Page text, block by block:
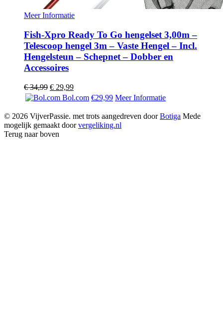
Meer Informatie
Fish-Xpro Ready To Go hengelset 3,00m –
Telescoop hengel 3m – Vaste Hengel – Incl.
Hengelsteun – Schepnet – Dobber en
Accessoires
€34,99 Oorspronkelijke
prijs
€ 34,99.
€ 29,99Huidige
prijs
€ 29,99.
Bol.com €29,99 Meer Informatie
© 2026 VijverPassie. met trots aangedreven doorBotiga Mede
mogelijk gemaakt doorvergeliking.nl
Terug naar boven